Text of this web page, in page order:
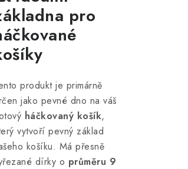
pro
produkt je primárně
jako pevné dno na váš
háčkovaný košík,
vytvoří pevný základ
košíku. Má přesně
dírky o průměru 9